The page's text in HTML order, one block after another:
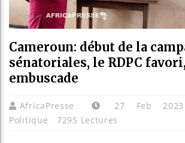
Cameroun: début de la
sénatoriales, le RDPC
embuscade
AfricaPresse 27 Feb
Politique
7295 Lectures